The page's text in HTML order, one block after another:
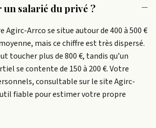
un salarié du privé ?
Agirc-Arrco se situe autour de 400 à 500 €
mais ce chiffre est très dispersé.
toucher plus de 800 €, tandis qu’un
se contente de 150 à 200 €. Votre
consultable sur le site Agirc-
fiable pour estimer votre propre